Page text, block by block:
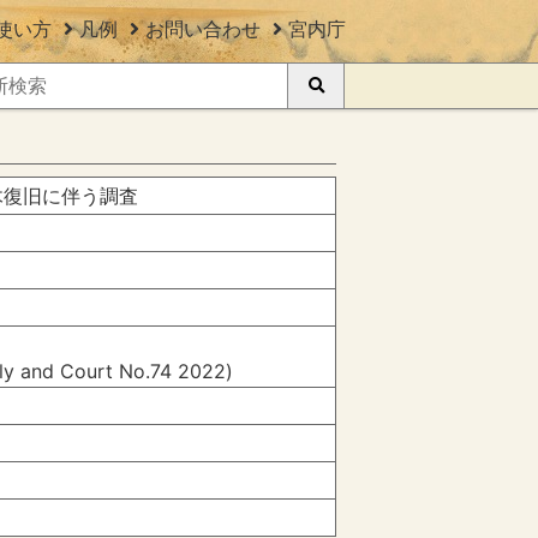
い方 凡例 お問い合わせ 宮内庁
旧に伴う調査
and Court No.74 2022)